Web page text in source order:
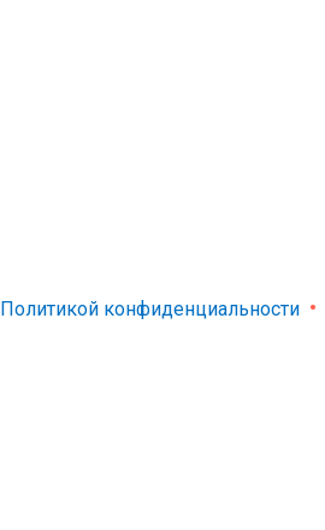
Политикой конфиденциальности